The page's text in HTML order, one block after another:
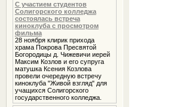
С участием студентов
Солигорского колледжа
состоялась встреча
киноклуба с просмотром
фильма
28 ноября клирик прихода
храма Покрова Пресвятой
Богородицы д. Чижевичи иерей
Максим Козлов и его супруга
матушка Ксения Козлова
провели очередную встречу
киноклуба "Живой взгляд" для
учащихся Солигорского
государственного колледжа.